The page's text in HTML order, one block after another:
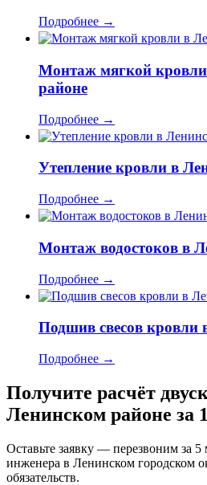
Подробнее →
Монтаж мягкой
районе
Подробнее →
Утепление кровли в
Подробнее →
Монтаж водостоков в
Подробнее →
Подшив свесов кровли
Подробнее →
Получите расчёт
Ленинском районе за
Оставьте заявку — перезвоним за
инженера в Ленинском городском
обязательств.